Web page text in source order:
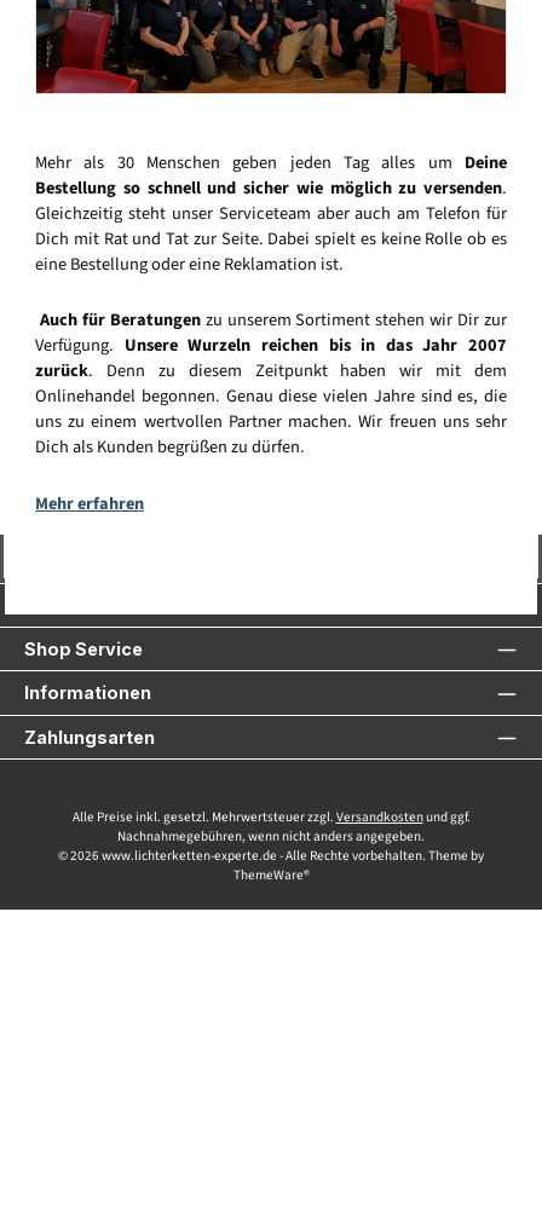
Mehr als 30 Menschen geben jeden Tag alles um Deine
Bestellung so schnell und sicher wie möglich zu versenden.
Gleichzeitig steht unser Serviceteam aber auch am Telefon für
Dich mit Rat und Tat zur Seite. Dabei spielt es keine Rolle ob es
eine Bestellung oder eine Reklamation ist.
Auch für Beratungenzu unserem Sortiment stehen wir Dir zur
Verfügung. Unsere Wurzeln reichen bis in das Jahr 2007
zurück. Denn zu diesem Zeitpunkt haben wir mit dem
Onlinehandel begonnen. Genau diese vielen Jahre sind es, die
uns zu einem wertvollen Partner machen. Wir freuen uns sehr
Dich als Kunden begrüßen zu dürfen.
Mehr erfahren
Shop Service
Informationen
Zahlungsarten
Alle Preise inkl. gesetzl. Mehrwertsteuer zzgl. Versandkostenund ggf.
Nachnahmegebühren, wenn nicht anders angegeben.
© 2026 www.lichterketten-experte.de - Alle Rechte vorbehalten. Theme by
ThemeWare®